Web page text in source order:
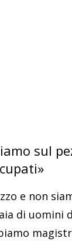
sul
e non
di uomini